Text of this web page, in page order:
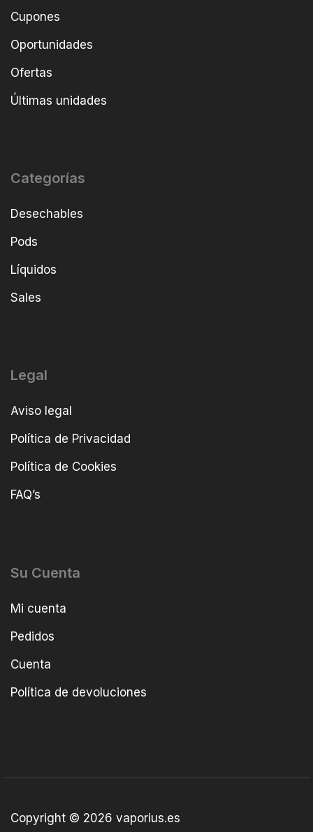
Cupones
Oportunidades
Ofertas
Últimas unidades
Categorías
Desechables
Pods
Líquidos
Sales
Legal
Aviso legal
Política de Privacidad
Política de Cookies
FAQ’s
Su Cuenta
Mi cuenta
Pedidos
Cuenta
Política de devoluciones
Copyright © 2026 vaporius.es